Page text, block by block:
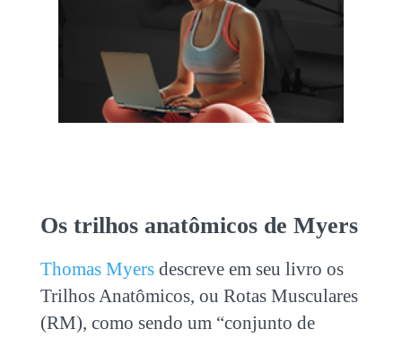
Os trilhos anatômicos de Myers
Thomas Myersdescreve em seu livro os
Trilhos Anatômicos, ou Rotas Musculares
(RM), como sendo um “conjunto de